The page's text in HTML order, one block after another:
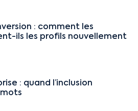
: comment les
ils les profils nouvellement
: quand l’inclusion